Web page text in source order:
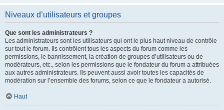
Niveaux d’utilisateurs et groupes
Que sont les administrateurs ?
Les administrateurs sont les utilisateurs qui ont le plus haut niveau de contrôle
sur tout le forum. Ils contrôlent tous les aspects du forum comme les
permissions, le bannissement, la création de groupes d’utilisateurs ou de
modérateurs, etc., selon les permissions que le fondateur du forum a attribuées
aux autres administrateurs. Ils peuvent aussi avoir toutes les capacités de
modération sur l’ensemble des forums, selon ce que le fondateur a autorisé.
Haut